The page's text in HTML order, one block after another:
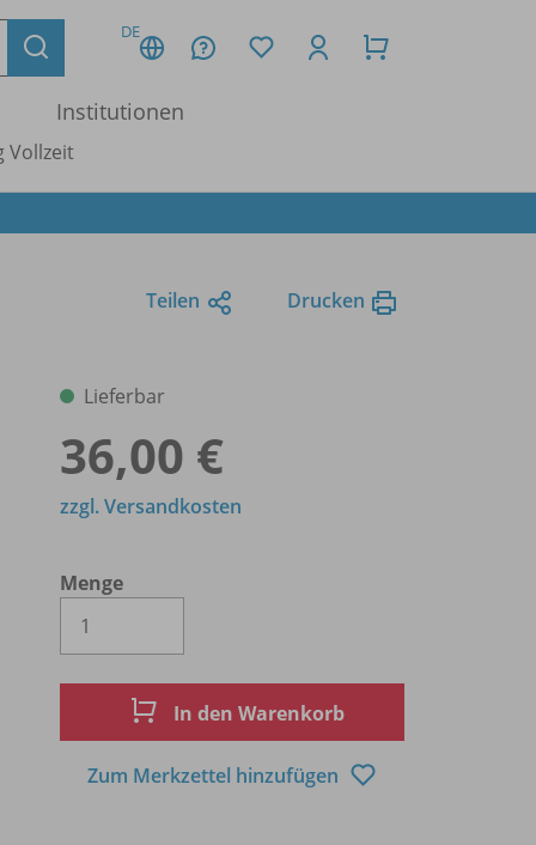
DE
Institutionen
Vollzeit
Teilen Drucken
Lieferbar
36,00 €
Menge
zzgl. Versandkosten
In den Warenkorb
Zum Merkzettel hinzufügen